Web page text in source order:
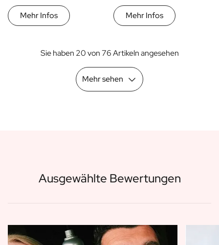
Mehr Infos Mehr Infos
Sie haben 20 von 76 Artikeln angesehen
Mehr sehen
Ausgewählte Bewertungen